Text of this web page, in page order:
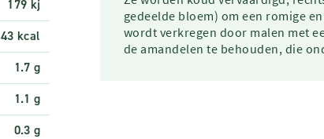
179 kj
43 kcal
1.7 g
1.1 g
0.3 g
gedeelde bloem) om een romige
wordt verkregen door malen met
de amandelen te behouden, die